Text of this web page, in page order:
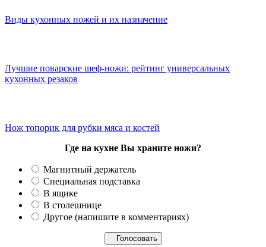
Виды кухонных ножей и их назначение
Лучшие поварские шеф-ножи: рейтинг универсальных
кухонных резаков
Нож топорик для рубки мяса и костей
Где на кухне Вы храните ножи?
Магнитный держатель
Специальная подставка
В ящике
В столешнице
Другое (напишите в комментариях)